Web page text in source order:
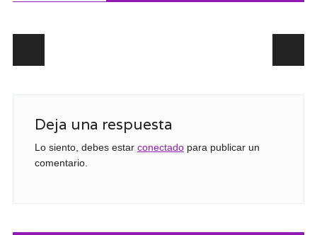
Deja una respuesta
Lo siento, debes estar conectadopara publicar un
comentario.